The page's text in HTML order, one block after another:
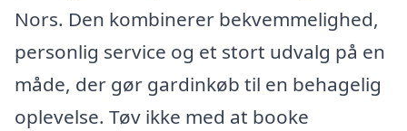
Nors. Den kombinerer bekvemmelighed,
personlig service og et stort udvalg på en
måde, der gør gardinkøb til en behagelig
oplevelse. Tøv ikke med at booke